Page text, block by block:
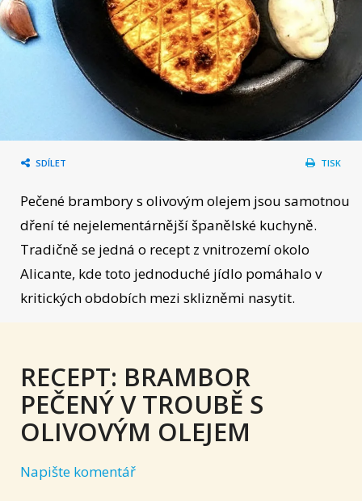
SDÍLET TISK
Pečené brambory s olivovým olejem jsou samotnou
dření té nejelementárnější španělské kuchyně.
Tradičně se jedná o recept z vnitrozemí okolo
Alicante, kde toto jednoduché jídlo pomáhalo v
kritických obdobích mezi sklizněmi nasytit.
RECEPT: BRAMBOR
PEČENÝ V TROUBĚ S
OLIVOVÝM OLEJEM
Napište komentář